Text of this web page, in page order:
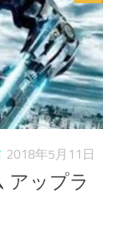
2018年5月11日
アップラ